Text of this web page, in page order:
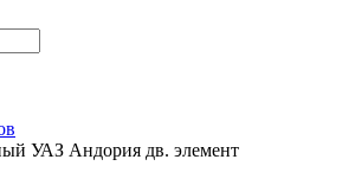
УАЗ Андория дв. элемент